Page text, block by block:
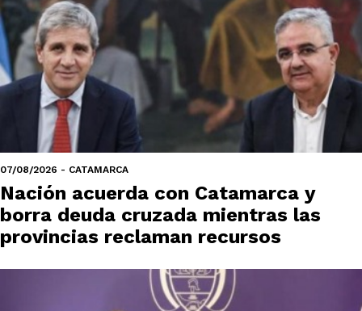
07/08/2026 - CATAMARCA
Nación acuerda con Catamarca y
borra deuda cruzada mientras las
provincias reclaman recursos